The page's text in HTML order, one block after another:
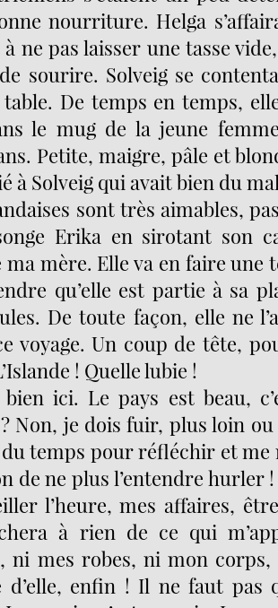
nourriture. Helga
ne pas laisser une tasse
sourire. Solveig se
De temps en temps,
le mug de la jeune
Petite, maigre, pâle et
à Solveig qui avait bien du
sont très aimables,
Erika en sirotant son
mère. Elle va en faire une
qu’elle est partie à sa
De toute façon, elle ne
voyage. Un coup de tête,
! Quelle lubie !
ici. Le pays est beau,
Non, je dois fuir, plus loin ou
temps pour réfléchir et me
de ne plus l’entendre hurler
l’heure, mes affaires,
à rien de ce qui
ni mes robes, ni mon corps,
d’elle, enfin ! Il ne faut pas